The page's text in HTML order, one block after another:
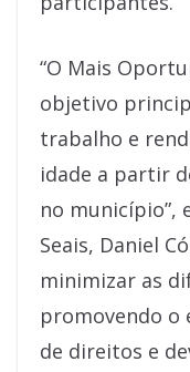
“O Mais
objetivo
trabalho e
idade a partir
no município”,
Seais, Daniel
minimizar as
promovendo o
de direitos e